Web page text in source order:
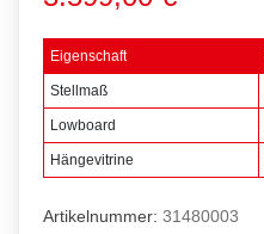
Eigenschaft
Stellmaß
Lowboard
Hängevitrine
Artikelnummer: 31480003